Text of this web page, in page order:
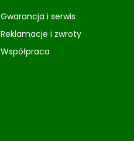
Gwarancja i serwis
Reklamacje i zwroty
Współpraca